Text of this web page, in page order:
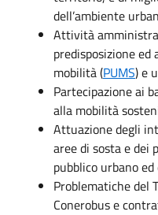
dell’ambiente
Attività
predisposizione ed
mobilità (PUMS) e
Partecipazione ai
alla mobilità
Attuazione degli
aree di sosta e dei
pubblico urbano
Problematiche del
Conerobus e